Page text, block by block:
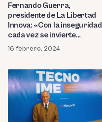
Fernando Guerra,
presidente de La Libertad
Innova: «Con la inseguridad
cada vez se invierte
menos»
16 febrero, 2024